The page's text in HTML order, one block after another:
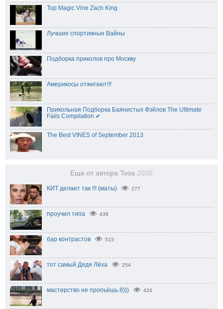
Top Magic Vine Zach King
Лучшие спортивные Вайны
Подборка приколов про Москву
Америкосы отжигают!!!
Прикольная Подборка Баянистых Фэйлов The Ultimate
Fails Compilation ✔
The Best VINES of September 2013
Еще от автора Toos 2035
КИТ делает так !!! (маты) 277
проучил типа 438
бар контрастов 515
тот самый Дядя Лёха 254
мастерство не пропьёшь 8))) 426